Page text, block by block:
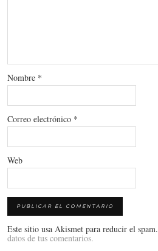
Nombre *
Correo electrónico *
Web
Este sitio usa Akismet para reducir el spam.
datos de tus comentarios.